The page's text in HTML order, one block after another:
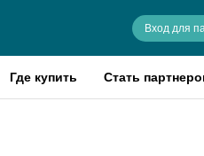
Вход для
Где купить Стать